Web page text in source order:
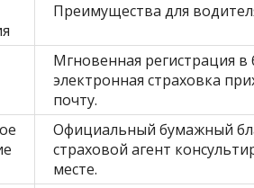
Преимущества для
Мгновенная регистрация в
электронная страховка
почту.
Официальный бумажный
страховой агент
месте.